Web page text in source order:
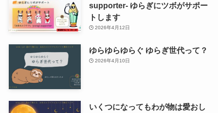
supporter- ゆらぎにツボがサポー
トします
2026年4月12日
ゆらゆらゆらぐ ゆらぎ世代って？
2026年4月10日
いくつになってもわが物は愛おし